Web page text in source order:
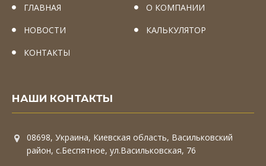
ГЛАВНАЯ
О КОМПАНИИ
НОВОСТИ
КАЛЬКУЛЯТОР
КОНТАКТЫ
НАШИ КОНТАКТЫ
08698, Украина, Киевская область, Васильковский
район, с.Беспятное, ул.Васильковская, 76